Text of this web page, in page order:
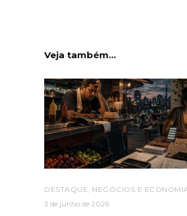
Veja também...
DESTAQUE NEGÓCIOS E
3 de junho de 2026